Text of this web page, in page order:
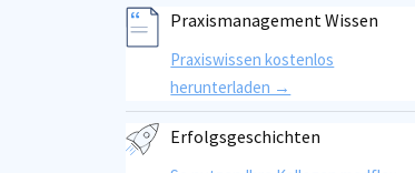
Praxismanagement Wissen
Praxiswissen kostenlos
herunterladen →
Erfolgsgeschichten